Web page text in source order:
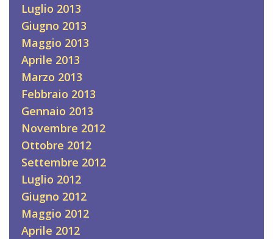
Luglio 2013
Giugno 2013
Maggio 2013
Aprile 2013
Marzo 2013
Febbraio 2013
Gennaio 2013
Novembre 2012
Ottobre 2012
Settembre 2012
Luglio 2012
Giugno 2012
Maggio 2012
Aprile 2012